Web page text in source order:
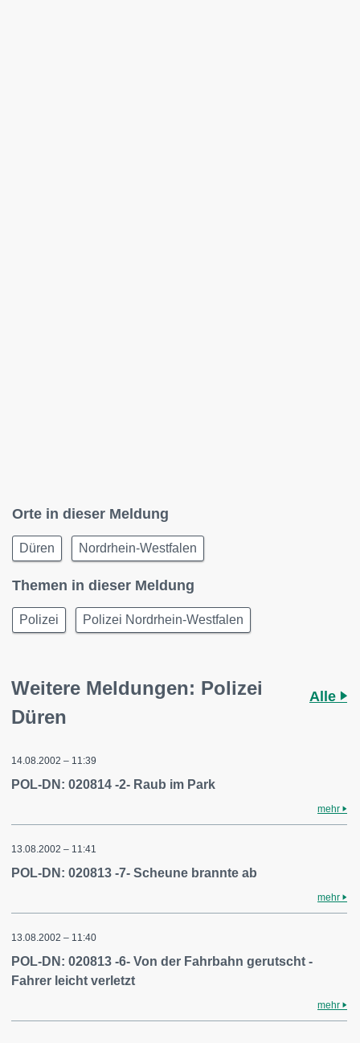
Orte in dieser Meldung
Düren Nordrhein-Westfalen
Themen in dieser Meldung
Polizei Polizei Nordrhein-Westfalen
Weitere Meldungen: Polizei
Düren
Alle
14.08.2002 – 11:39
POL-DN: 020814 -2- Raub im Park
mehr
13.08.2002 – 11:41
POL-DN: 020813 -7- Scheune brannte ab
mehr
13.08.2002 – 11:40
POL-DN: 020813 -6- Von der Fahrbahn gerutscht -
Fahrer leicht verletzt
mehr